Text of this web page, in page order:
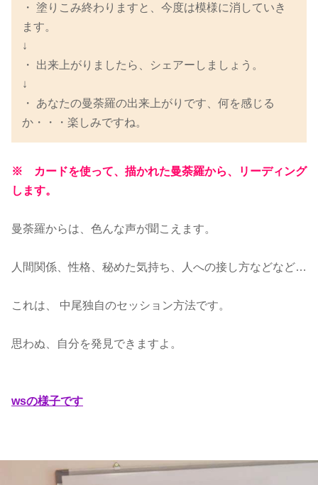
・ 塗りこみ終わりますと、今度は模様に消していき
ます。
↓
・ 出来上がりましたら、シェアーしましょう。
↓
・ あなたの曼荼羅の出来上がりです、何を感じる
か・・・楽しみですね。
※ カードを使って、描かれた曼荼羅から、リーディング
します。
曼荼羅からは、色んな声が聞こえます。
人間関係、性格、秘めた気持ち、人への接し方などなど…
これは、 中尾独自のセッション方法です。
思わぬ、自分を発見できますよ。
wsの様子です